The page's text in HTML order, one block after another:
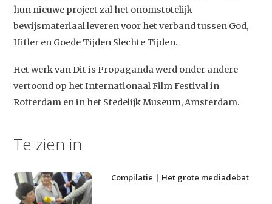
Studium Generale
Agenda
Video
Contact
hun nieuwe project zal het onomstotelijk
bewijsmateriaal leveren voor het verband tussen God,
Hitler en Goede Tijden Slechte Tijden.
Het werk van Dit is Propaganda werd onder andere
vertoond op het Internationaal Film Festival in
Rotterdam en in het Stedelijk Museum, Amsterdam.
Te zien in
Compilatie | Het grote mediadebat